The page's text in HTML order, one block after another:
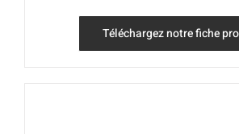
Téléchargez notre fiche